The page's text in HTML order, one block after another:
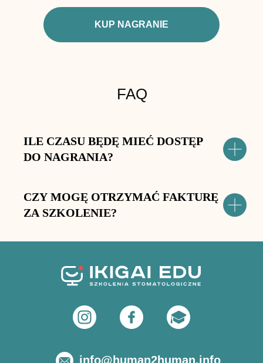
KUP NAGRANIE
FAQ
ILE CZASU BĘDĘ MIEĆ DOSTĘP
DO NAGRANIA?
CZY MOGĘ OTRZYMAĆ FAKTURĘ
ZA SZKOLENIE?
info@human2human.info